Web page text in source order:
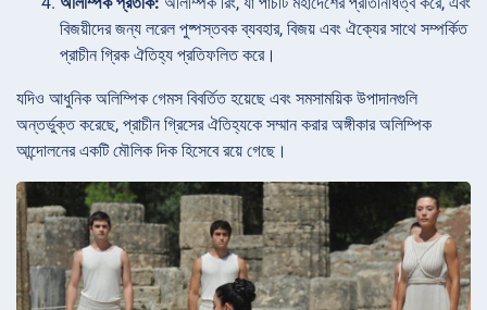
বিজয়ীদের জন্য লরেল পুষ্পস্তবক ব্যবহার, বিজয় এবং ঐক্যের সাথে সম্পর্কিত
প্রাচীন গ্রিক ঐতিহ্য প্রতিফলিত করে।
যদিও আধুনিক অলিম্পিক গেমস বিবর্তিত হয়েছে এবং সমসাময়িক উপাদানগুলি
অন্তর্ভুক্ত করেছে, প্রাচীন গ্রিসের ঐতিহ্যকে সম্মান করার অঙ্গীকার অলিম্পিক
আন্দোলনের একটি মৌলিক দিক হিসেবে রয়ে গেছে।